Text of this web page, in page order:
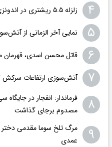
۴ زلزله ۵.۵ ریشتری در اندونزی
۵ نمایی آخر الزمانی از
۶ قاتل محسن اسدی،
۷ آتش‌سوزی ارتفاعات سرکش
۸
فرماندار: انفجار در
مصدوم برجای گذاشت
۹
عمدی